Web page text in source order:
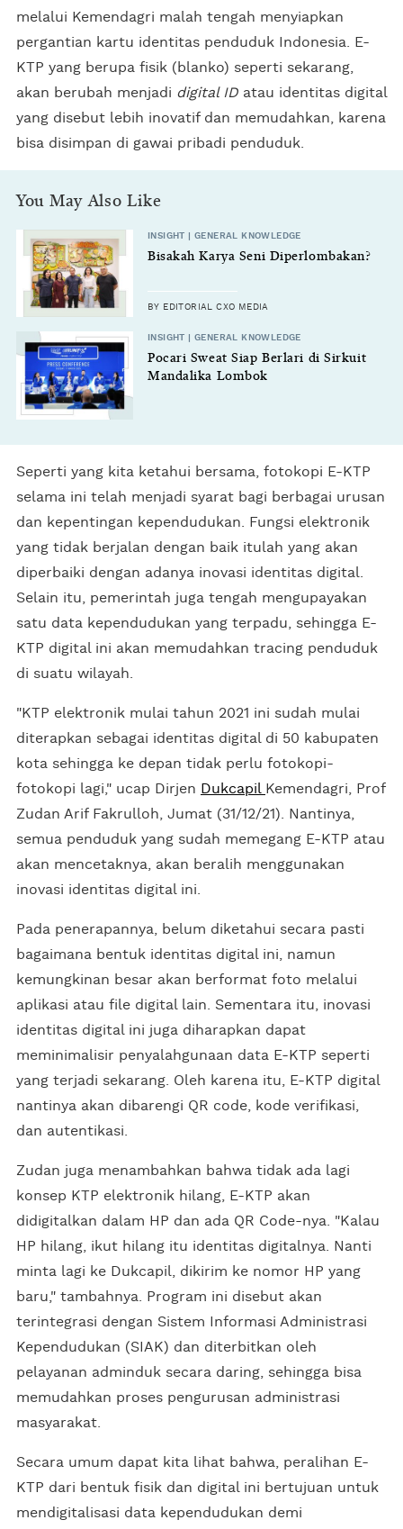
melalui Kemendagri malah tengah menyiapkan
pergantian kartu identitas penduduk Indonesia. E-
KTP yang berupa fisik (blanko) seperti sekarang,
akan berubah menjadi digital ID atau identitas digital
yang disebut lebih inovatif dan memudahkan, karena
bisa disimpan di gawai pribadi penduduk.
You May Also Like
INSIGHT | GENERAL KNOWLEDGE
Bisakah Karya Seni Diperlombakan?
BY EDITORIAL CXO MEDIA
INSIGHT | GENERAL KNOWLEDGE
Pocari Sweat Siap Berlari di Sirkuit
Mandalika Lombok
Seperti yang kita ketahui bersama, fotokopi E-KTP
selama ini telah menjadi syarat bagi berbagai urusan
dan kepentingan kependudukan. Fungsi elektronik
yang tidak berjalan dengan baik itulah yang akan
diperbaiki dengan adanya inovasi identitas digital.
Selain itu, pemerintah juga tengah mengupayakan
satu data kependudukan yang terpadu, sehingga E-
KTP digital ini akan memudahkan tracing penduduk
di suatu wilayah.
"KTP elektronik mulai tahun 2021 ini sudah mulai
diterapkan sebagai identitas digital di 50 kabupaten
kota sehingga ke depan tidak perlu fotokopi-
fotokopi lagi," ucap Dirjen Dukcapil Kemendagri, Prof
Zudan Arif Fakrulloh, Jumat (31/12/21). Nantinya,
semua penduduk yang sudah memegang E-KTP atau
akan mencetaknya, akan beralih menggunakan
inovasi identitas digital ini.
Pada penerapannya, belum diketahui secara pasti
bagaimana bentuk identitas digital ini, namun
kemungkinan besar akan berformat foto melalui
aplikasi atau file digital lain. Sementara itu, inovasi
identitas digital ini juga diharapkan dapat
meminimalisir penyalahgunaan data E-KTP seperti
yang terjadi sekarang. Oleh karena itu, E-KTP digital
nantinya akan dibarengi QR code, kode verifikasi,
dan autentikasi.
Zudan juga menambahkan bahwa tidak ada lagi
konsep KTP elektronik hilang, E-KTP akan
didigitalkan dalam HP dan ada QR Code-nya. "Kalau
HP hilang, ikut hilang itu identitas digitalnya. Nanti
minta lagi ke Dukcapil, dikirim ke nomor HP yang
baru," tambahnya. Program ini disebut akan
terintegrasi dengan Sistem Informasi Administrasi
Kependudukan (SIAK) dan diterbitkan oleh
pelayanan adminduk secara daring, sehingga bisa
memudahkan proses pengurusan administrasi
masyarakat.
Secara umum dapat kita lihat bahwa, peralihan E-
KTP dari bentuk fisik dan digital ini bertujuan untuk
mendigitalisasi data kependudukan demi